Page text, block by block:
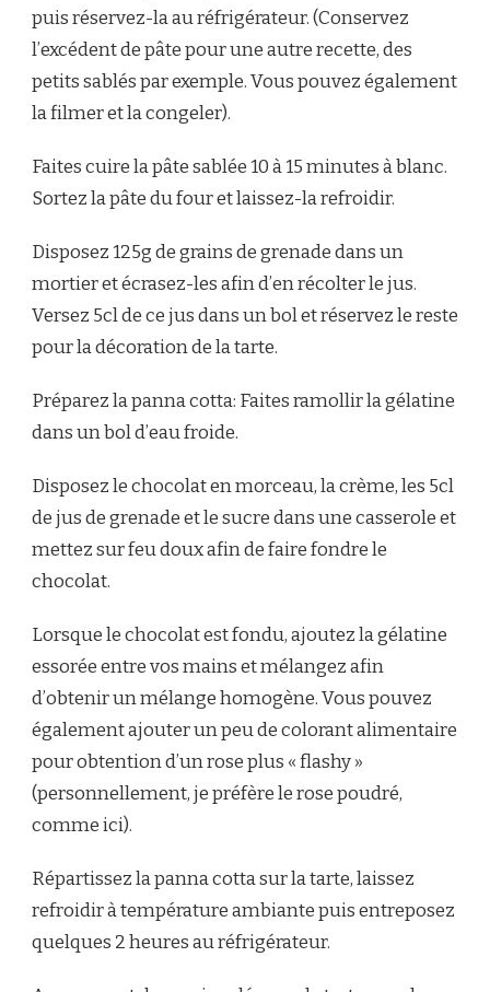
puis réservez-la au réfrigérateur. (Conservez
l’excédent de pâte pour une autre recette, des
petits sablés par exemple. Vous pouvez également
la filmer et la congeler).
Faites cuire la pâte sablée 10 à 15 minutes à blanc.
Sortez la pâte du four et laissez-la refroidir.
Disposez 125g de grains de grenade dans un
mortier et écrasez-les afin d’en récolter le jus.
Versez 5cl de ce jus dans un bol et réservez le reste
pour la décoration de la tarte.
Préparez la panna cotta: Faites ramollir la gélatine
dans un bol d’eau froide.
Disposez le chocolat en morceau, la crème, les 5cl
de jus de grenade et le sucre dans une casserole et
mettez sur feu doux afin de faire fondre le
chocolat.
Lorsque le chocolat est fondu, ajoutez la gélatine
essorée entre vos mains et mélangez afin
d’obtenir un mélange homogène. Vous pouvez
également ajouter un peu de colorant alimentaire
pour obtention d’un rose plus « flashy »
(personnellement, je préfère le rose poudré,
comme ici).
Répartissez la panna cotta sur la tarte, laissez
refroidir à température ambiante puis entreposez
quelques 2 heures au réfrigérateur.